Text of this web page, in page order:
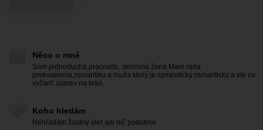
Něco o mně
Som jednoduchá,pracovitá, skromná žena.Mam rada
prekvapenia,romantiku a muža ktorý je sympatický.romanticky a vie mi
vyčariť úsmev na tvári.
Koho hledám
Nehľadám žiadny úlet ani nič podobné